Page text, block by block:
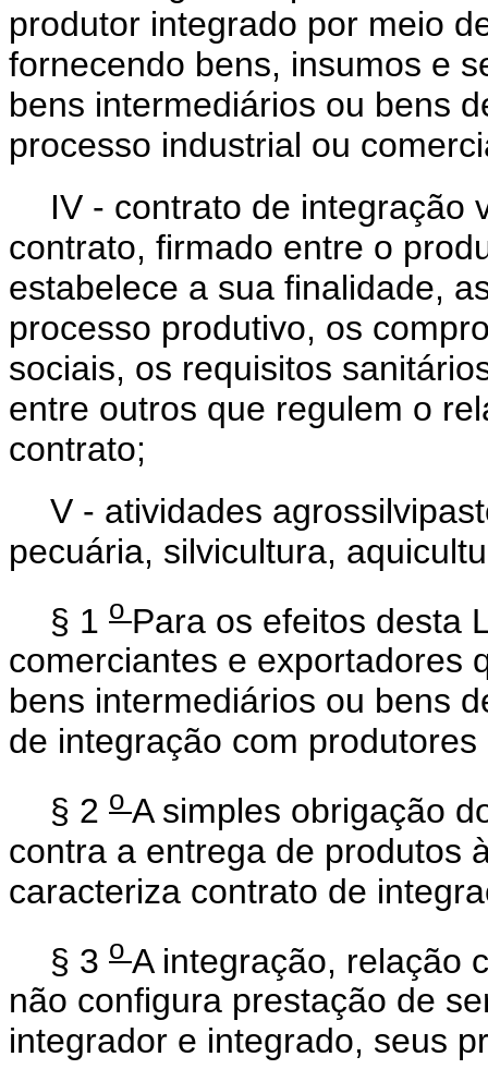
produtor integrado por meio
fornecendo bens, insumos e
bens intermediários ou bens
processo industrial ou
IV - contrato de integração
contrato, firmado entre o
estabelece a sua finalidade,
processo produtivo, os
sociais, os requisitos
entre outros que regulem o
contrato;
V - atividades
pecuária, silvicultura,
§ 1 o Para os efeitos desta
comerciantes e exportadores
bens intermediários ou bens
de integração com
§ 2 o A simples obrigação
contra a entrega de produtos
caracteriza contrato de
§ 3 o A integração, relação
não configura prestação de
integrador e integrado, seus